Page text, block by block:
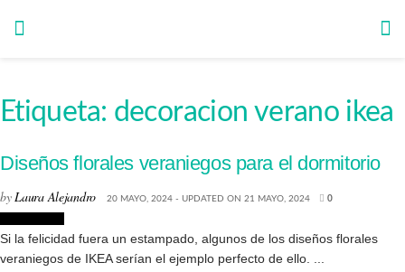
Etiqueta: decoracion verano ikea
Diseños florales veraniegos para el dormitorio
byLaura Alejandro 20 MAYO, 2024 - UPDATED ON 21 MAYO, 2024 0
Si la felicidad fuera un estampado, algunos de los diseños florales
veraniegos de IKEA serían el ejemplo perfecto de ello. ...